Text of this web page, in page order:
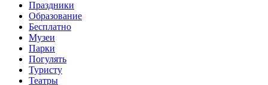
Праздники
Образование
Бесплатно
Музеи
Парки
Погулять
Туристу
Театры